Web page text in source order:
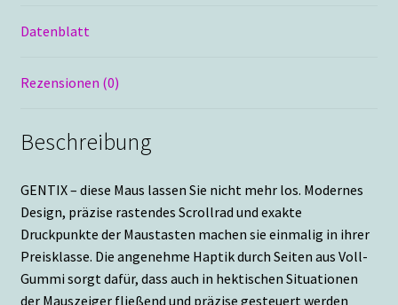
Datenblatt
Rezensionen (0)
Beschreibung
GENTIX – diese Maus lassen Sie nicht mehr los. Modernes
Design, präzise rastendes Scrollrad und exakte
Druckpunkte der Maustasten machen sie einmalig in ihrer
Preisklasse. Die angenehme Haptik durch Seiten aus Voll-
Gummi sorgt dafür, dass auch in hektischen Situationen
der Mauszeiger fließend und präzise gesteuert werden